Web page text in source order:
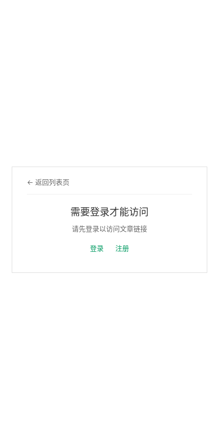
← 返回列表页
需要登录才能访问
请先登录以访问文章链接
登录 注册